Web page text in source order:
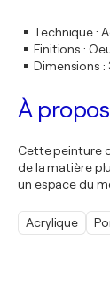
Technique:
Finitions :
Dimensions :
À
Cette peinture
de la matière
un espace du
Acrylique